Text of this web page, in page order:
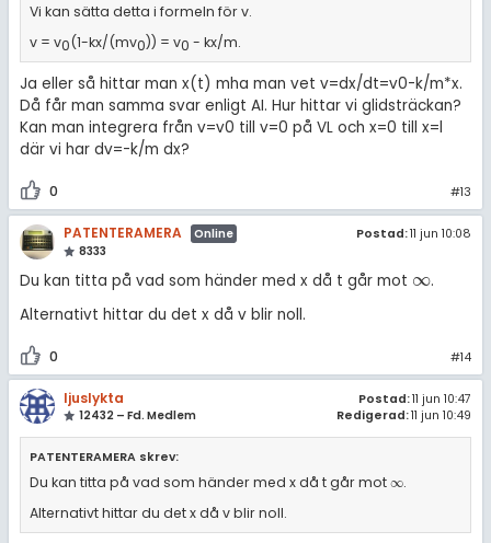
Vi kan sätta detta i formeln för v.
v = v0(1-kx/(mv0)) = v0 - kx/m.
Ja eller så hittar man x(t) mha man vet v=dx/dt=v0-k/m*x.
Då får man samma svar enligt AI. Hur hittar vi glidsträckan?
Kan man integrera från v=v0 till v=0 på VL och x=0 till x=l
där vi har dv=-k/m dx?
0 #13
PATENTERAMERA
Online
8333
Postad:11 jun 10:08
Du kan titta på vad som händer med x då t går mot ∞
∞ .
Alternativt hittar du det x då v blir noll.
0 #14
ljuslykta
12432 – Fd. Medlem
Postad:11 jun 10:47
Redigerad:11 jun 10:49
PATENTERAMERA skrev:
Du kan titta på vad som händer med x då t går mot ∞
∞ .
Alternativt hittar du det x då v blir noll.